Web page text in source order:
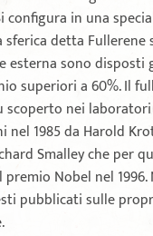
configura in una
sferica detta Fullerene
esterna sono disposti
superiori a 60%. Il
scoperto nei laboratori
nel 1985 da Harold
Smalley che per
Nobel nel 1996.
pubblicati sulle